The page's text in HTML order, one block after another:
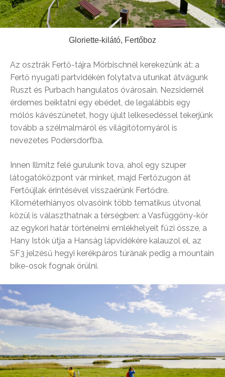
Gloriette-kilátó, Fertőboz
Az osztrák Fertő-tájra Mörbischnél kerekezünk át: a
Fertő nyugati partvidékén folytatva utunkat átvágunk
Ruszt és Purbach hangulatos óvárosain. Nezsidernél
érdemes beiktatni egy ebédet, de legalábbis egy
mólós kávészünetet, hogy újult lelkesedéssel tekerjünk
tovább a szélmalmáról és világítótornyáról is
nevezetes Podersdorfba.
Innen Illmitz felé gurulunk tova, ahol egy szuper
látogatóközpont vár minket, majd Fertőzugon át
Fertőújlak érintésével visszaérünk Fertődre.
Kilométerhiányos olvasóink több tematikus útvonal
közül is választhatnak a térségben: a Vasfüggöny-kör
az egykori határ történelmi emlékhelyeit fűzi össze, a
Hany Istók útja a Hanság lápvidékére kalauzol el, az
SF3 jelzésű hegyi kerékpáros túrának pedig a mountain
bike-osok fognak örülni.